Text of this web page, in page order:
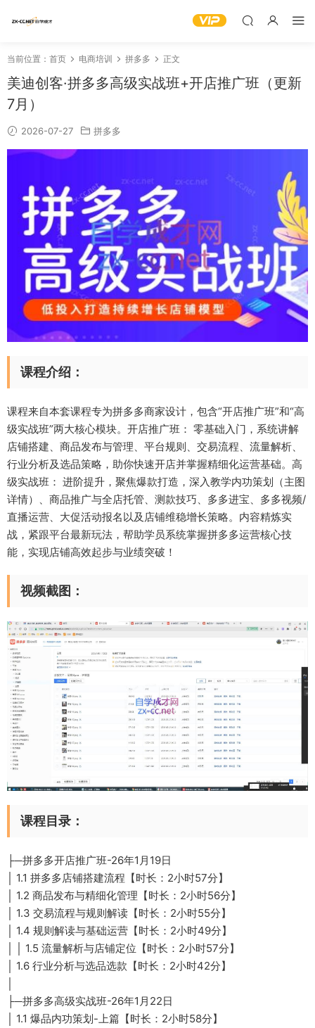
当前位置： 首页 电商培训 拼多多 正文
美迪创客·拼多多高级实战班+开店推广班（更新
7月）
2026-07-27 拼多多
课程介绍：
课程来自本套课程专为拼多多商家设计，包含“开店推广班”和“高
级实战班”两大核心模块。开店推广班：​​ 零基础入门，系统讲解
店铺搭建、商品发布与管理、平台规则、交易流程、流量解析、
行业分析及选品策略，助你快速开店并掌握精细化运营基础。高
级实战班：​​ 进阶提升，聚焦​​爆款打造​​，深入教学内功策划（主图
详情）、商品推广与全店托管、测款技巧、多多进宝、多多视频/
直播运营、大促活动报名以及店铺维稳增长策略。内容精炼实
战，紧跟平台最新玩法，帮助学员系统掌握拼多多运营核心技
能，实现店铺高效起步与业绩突破！​
视频截图：
课程目录：
├─拼多多开店推广班-26年1月19日
│ 1.1 拼多多店铺搭建流程【时长：2小时57分】
│ 1.2 商品发布与精细化管理【时长：2小时56分】
│ 1.3 交易流程与规则解读【时长：2小时55分】
│ 1.4 规则解读与基础运营【时长：2小时49分】
│ │ 1.5 流量解析与店铺定位【时长：2小时57分】
│ 1.6 行业分析与选品选款【时长：2小时42分】
├─拼多多高级实战班-26年1月22日
│ 1.1 爆品内功策划-上篇【时长：2小时58分】